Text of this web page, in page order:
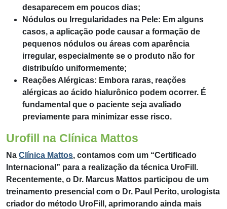
desaparecem em poucos dias;
Nódulos ou Irregularidades na Pele: Em alguns
casos, a aplicação pode causar a formação de
pequenos nódulos ou áreas com aparência
irregular, especialmente se o produto não for
distribuído uniformemente;
Reações Alérgicas: Embora raras, reações
alérgicas ao ácido hialurônico podem ocorrer. É
fundamental que o paciente seja avaliado
previamente para minimizar esse risco.
Urofill na Clínica Mattos
Na Clínica Mattos, contamos com um “Certificado
Internacional” para a realização da técnica UroFill.
Recentemente, o Dr. Marcus Mattos participou de um
treinamento presencial com o Dr. Paul Perito, urologista
criador do método UroFill, aprimorando ainda mais